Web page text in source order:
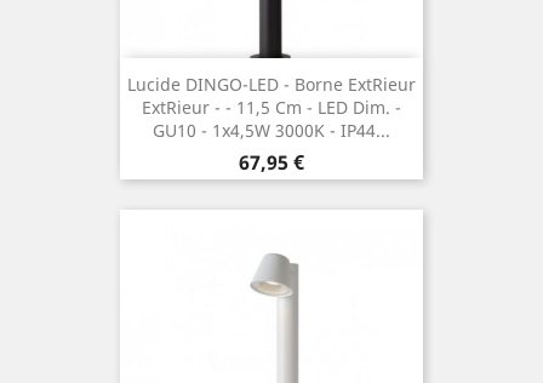
Lucide DINGO-LED - Borne Extrieur
Extrieur - ¯ 11,5 Cm - LED Dim. -
GU10 - 1x4,5W 3000K - IP44...
Preis
67,95 €